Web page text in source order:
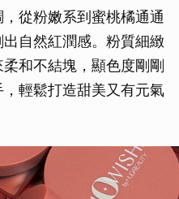
從粉嫩系到蜜桃橘通通
自然紅潤感。粉質細緻
和不結塊，顯色度剛剛
輕鬆打造甜美又有元氣